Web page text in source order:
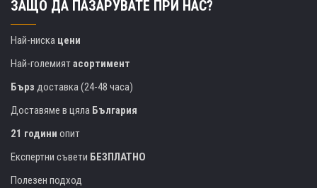
ЗАЩО ДА ПАЗАРУВАТЕ ПРИ НАС?
Най-ниска цени
Най-големиятасортимент
Бърз доставка (24-48 часа)
Доставяме в цяла България
21 години опит
Експертни съвети БЕЗПЛАТНО
Полезен подход